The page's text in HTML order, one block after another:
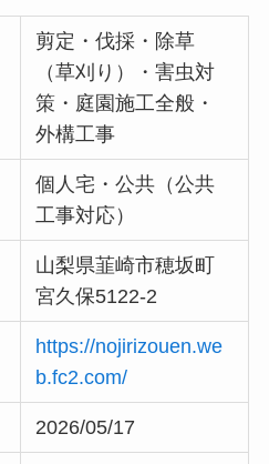
剪定・伐採・除草
（草刈り）・害虫対
策・庭園施工全般・
外構工事
個人宅・公共（公共
工事対応）
山梨県韮崎市穂坂町
宮久保5122-2
https://nojirizouen.we
b.fc2.com/
2026/05/17